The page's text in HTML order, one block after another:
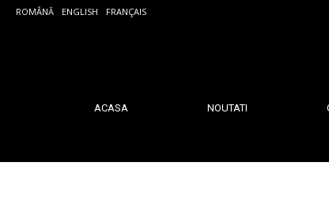
ROMÂNĂ ENGLISH FRANÇAIS
ACASA NOUTATI